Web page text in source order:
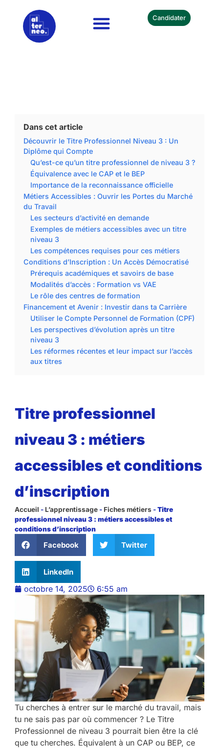
Candidater
Dans cet article
Découvrir le Titre Professionnel Niveau 3 : Un
Diplôme qui Compte
Qu’est-ce qu’un titre professionnel de niveau 3 ?
Équivalence avec le CAP et le BEP
Importance de la reconnaissance officielle
Métiers Accessibles : Ouvrir les Portes du Marché
du Travail
Les secteurs d’activité en demande
Exemples de métiers accessibles avec un titre
niveau 3
Les compétences requises pour ces métiers
Conditions d’Inscription : Un Accès Démocratisé
Prérequis académiques et savoirs de base
Modalités d’accès : Formation vs VAE
Le rôle des centres de formation
Financement et Avenir : Investir dans ta Carrière
Utiliser le Compte Personnel de Formation (CPF)
Les perspectives d’évolution après un titre
niveau 3
Les réformes récentes et leur impact sur l’accès
aux titres
Titre professionnel
niveau 3 : métiers
accessibles et conditions
d’inscription
Accueil - L’apprentissage - Fiches métiers -Titre
professionnel niveau 3 : métiers accessibles et
conditions d’inscription
Facebook Twitter
LinkedIn
octobre 14, 2025 6:55 am
Tu cherches à entrer sur le marché du travail, mais
tu ne sais pas par où commencer ? Le Titre
Professionnel de niveau 3 pourrait bien être la clé
que tu cherches. Équivalent à un CAP ou BEP, ce